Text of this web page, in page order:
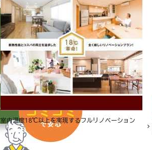
室内温度18℃以上を実現するフルリノベーション